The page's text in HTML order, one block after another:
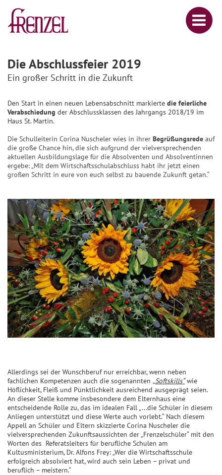
Die Abschlussfeier 2019
Ein großer Schritt in die Zukunft
Den Start in einen neuen Lebensabschnitt markierte die feierliche
Verabschiedung der Abschlussklassen des Jahrgangs 2018/19 im
Haus St. Martin.
Die Schulleiterin Corina Nuscheler wies in ihrer Begrüßungsrede auf
die große Chance hin, die sich aufgrund der vielversprechenden
aktuellen Ausbildungslage für die Absolventen und Absolventinnen
ergebe: „Mit dem Wirtschaftsschulabschluss habt ihr jetzt einen
großen Schritt in eure von euch selbst zu bauende Zukunft getan.“
Allerdings sei der Wunschberuf nur erreichbar, wenn neben
fachlichen Kompetenzen auch die sogenannten „Softskills“wie
Höflichkeit, Fleiß und Pünktlichkeit ausreichend ausgeprägt seien.
An dieser Stelle komme insbesondere dem Elternhaus eine
entscheidende Rolle zu, das im idealen Fall „...die Schüler in diesem
Anliegen unterstützt und diese Werte auch vorlebt.“ Nach diesem
Appell an Schüler und Eltern skizzierte Corina Nuscheler die
vielversprechenden Zukunftsaussichten der „Frenzelschüler“ mit den
Worten des Referatsleiters für berufliche Schulen am
Kultusministerium, Dr. Alfons Frey: „Wer die Wirtschaftsschule
erfolgreich absolviert hat, wird auch sein Leben – privat und
beruflich – meistern.“